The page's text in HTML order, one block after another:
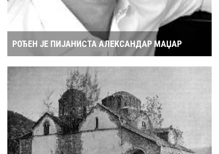
РОЂЕН ЈЕ ПИЈАНИСТА АЛЕКСАНДАР МАЏАР